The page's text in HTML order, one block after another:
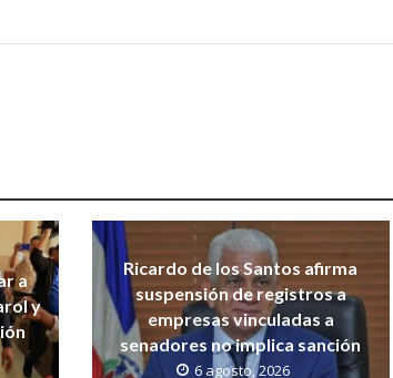
a
y
Ricardo de los Santos afirma
suspensión de registros a
empresas vinculadas a
senadores no implica sanción
6 agosto, 2026